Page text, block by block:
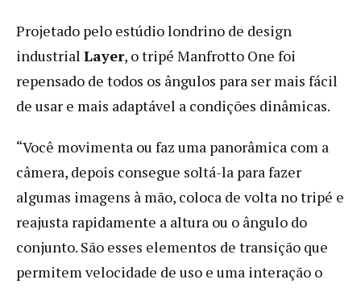
Projetado pelo estúdio londrino de design
industrial Layer, o tripé Manfrotto One foi
repensado de todos os ângulos para ser mais fácil
de usar e mais adaptável a condições dinâmicas.
“Você movimenta ou faz uma panorâmica com a
câmera, depois consegue soltá-la para fazer
algumas imagens à mão, coloca de volta no tripé e
reajusta rapidamente a altura ou o ângulo do
conjunto. São esses elementos de transição que
permitem velocidade de uso e uma interação o